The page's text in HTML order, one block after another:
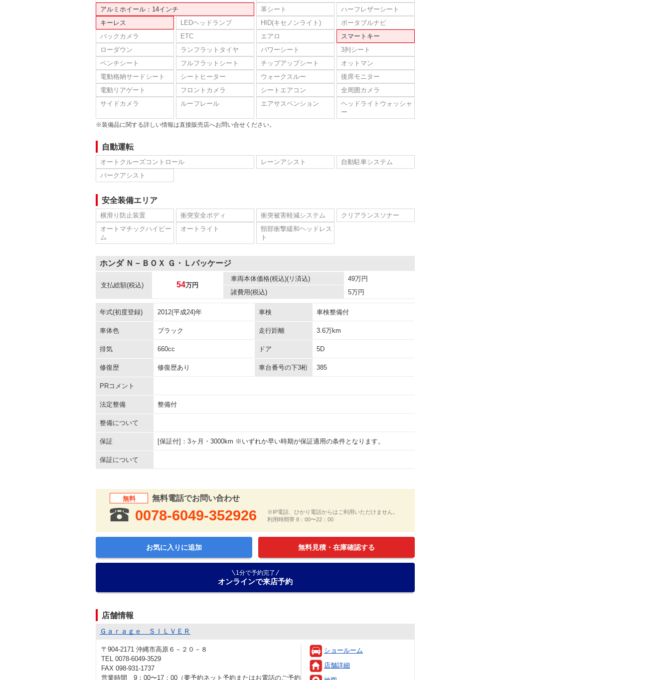
アルミホイール：14インチ
革シート
ハーフレザーシート
キーレス
LEDヘッドランプ HID(キセノンライト)
ポータブルナビ
バックカメラ
ETC エアロ
スマートキー
ローダウン
ランフラットタイヤ パワーシート
3列シート
ベンチシート
フルフラットシート チップアップシート
オットマン
電動格納サードシート
シートヒーター ウォークスルー
後席モニター
電動リアゲート
フロントカメラ シートエアコン
全周囲カメラ
サイドカメラ
ルーフレール エアサスペンション
ヘッドライトウォッシャ
ー
※装備品に関する詳しい情報は直接販売店へお問い合せください。
自動運転
オートクルーズコントロール レーンアシスト
自動駐車システム
パークアシスト
安全装備エリア
横滑り防止装置 衝突安全ボディ 衝突被害軽減システム
クリアランスソナー
オートマチックハイビー
ム
オートライト
頸部衝撃緩和ヘッドレス
ト
ホンダ Ｎ－ＢＯＸ Ｇ・Ｌパッケージ
支払総額(税込) 54万円
車両本体価格(税込)(リ済込) 49万円
諸費用(税込) 5万円
年式(初度登録) 2012(平成24)年 車検 車検整備付
車体色 ブラック 走行距離 3.6万km
排気 660cc ドア 5D
修復歴 修復歴あり 車台番号の下3桁 385
PRコメント
法定整備 整備付
整備について
保証 [保証付]：3ヶ月・3000km ※いずれか早い時期が保証適用の条件となります。
保証について
無料 無料電話でお問い合わせ
0078-6049-352926
※IP電話、ひかり電話からはご利用いただけません。
利用時間帯 8：00〜22：00
お気に入りに追加 無料見積・在庫確認する
1分で予約完了
オンラインで来店予約
店舗情報
Ｇａｒａｇｅ ＳＩＬＶＥＲ
〒904-2171 沖縄市高原６－２０－８
TEL 0078-6049-3529
FAX 098-931-1737
営業時間 9：00〜17：00（要予約ネット予約またはお電話のご予約
ショールーム
店舗詳細